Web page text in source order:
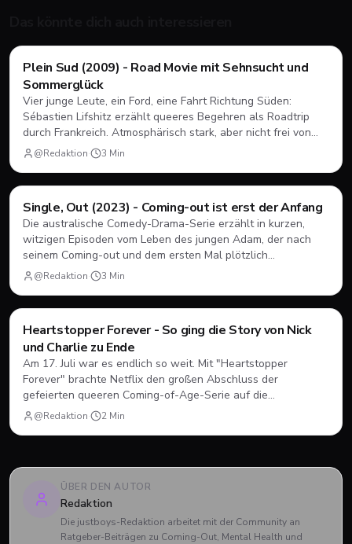
Filme & Serien
Plein Sud (2009) - Road Movie mit Sehnsucht und
Sommerglück
Vier junge Leute, ein Ford, eine Fahrt Richtung Süden:
Sébastien Lifshitz erzählt queeres Begehren als Roadtrip
durch Frankreich. Atmosphärisch stark, aber nicht frei von
Längen.
@Redaktion· 3 Min
Filme & Serien
Single, Out (2023) - Coming-out ist erst der Anfang
Die australische Comedy-Drama-Serie erzählt in kurzen,
witzigen Episoden vom Leben des jungen Adam, der nach
seinem Coming-out und dem ersten Mal plötzlich
herausfinden muss, wie Dating, Freundschaft und Familie
unter neuen Vorzeichen funktionieren.
@Redaktion· 3 Min
Filme & Serien
Heartstopper Forever - So ging die Story von Nick
und Charlie zu Ende
Am 17. Juli war es endlich so weit. Mit "Heartstopper
Forever" brachte Netflix den großen Abschluss der
gefeierten queeren Coming-of-Age-Serie auf die
Bildschirme. Statt einer vierten Staffel gab es diesmal einen
abendfüllenden Spielfilm. Wir blicken zurück, wie sich Nick
@Redaktion· 2 Min
ÜBER DEN AUTOR
Redaktion
Die justboys-Redaktion arbeitet mit der Community an
Ratgeber-Beiträgen zu Coming-Out, Mental Health und